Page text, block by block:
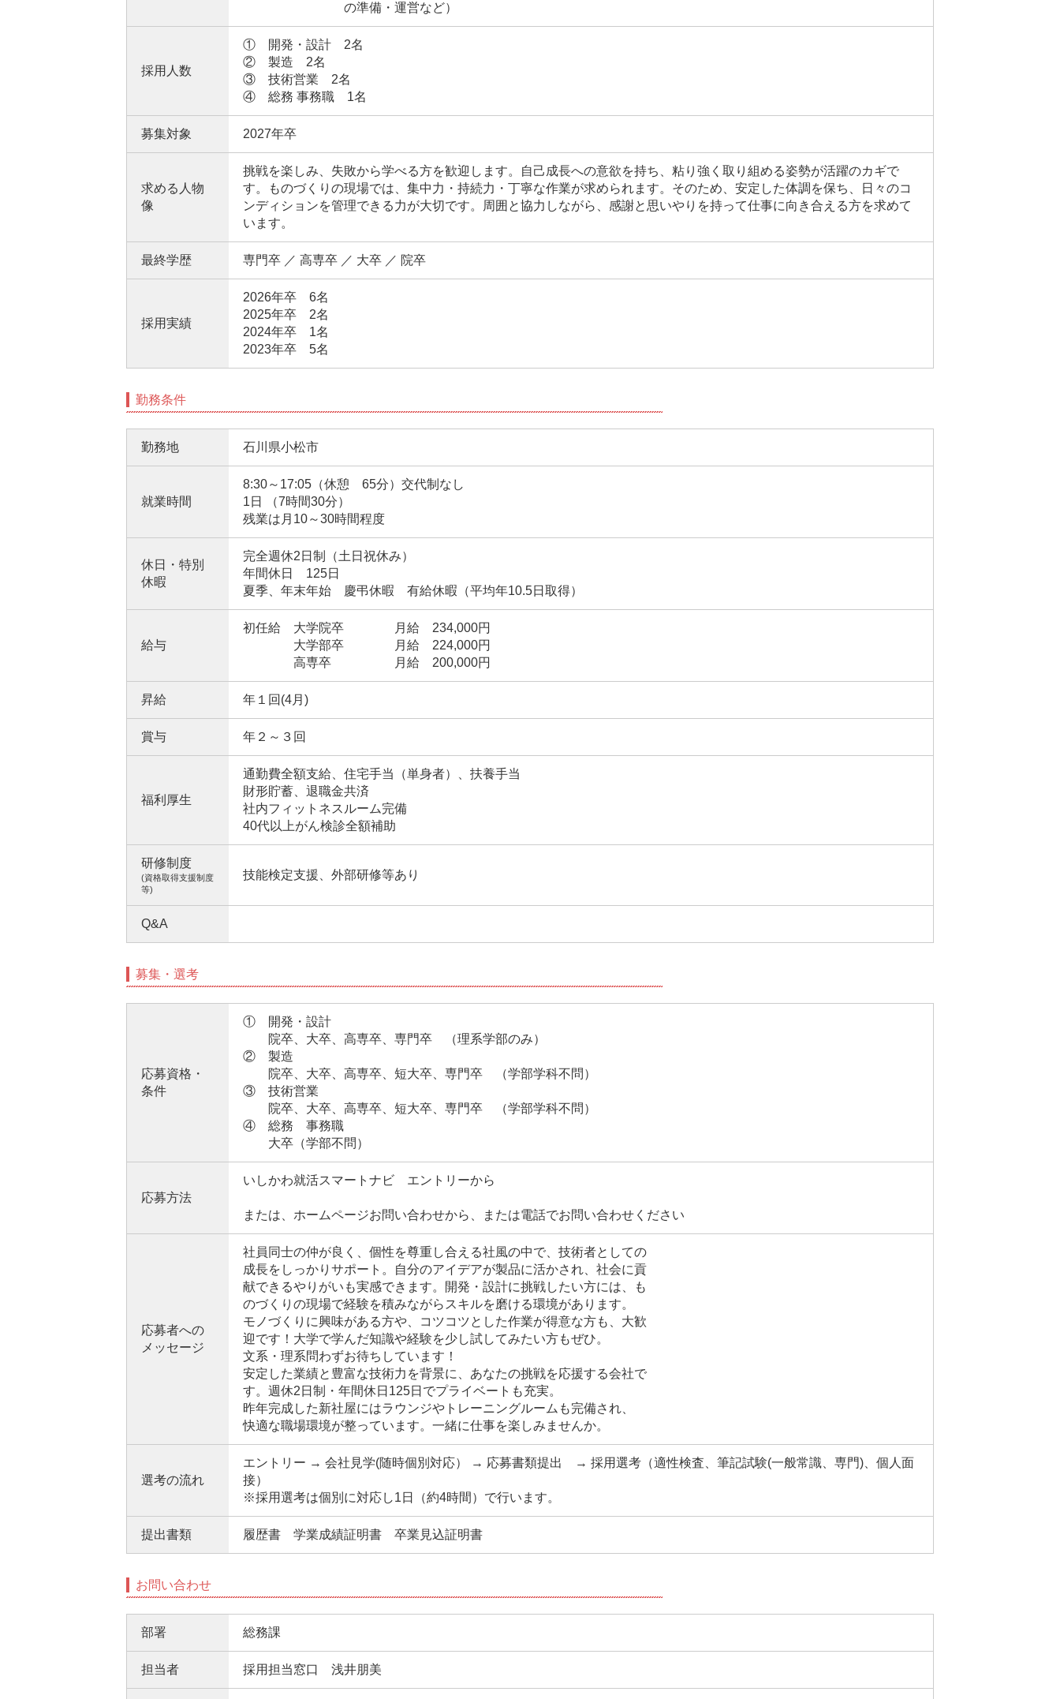
の準備・運営など）
採用人数
① 開発・設計 2名
② 製造 2名
③ 技術営業 2名
④ 総務 事務職 1名
募集対象 2027年卒
求める人物
像
挑戦を楽しみ、失敗から学べる方を歓迎します。自己成長への意欲を持ち、粘り強く取り組める姿勢が活躍のカギで
す。ものづくりの現場では、集中力・持続力・丁寧な作業が求められます。そのため、安定した体調を保ち、日々のコ
ンディションを管理できる力が大切です。周囲と協力しながら、感謝と思いやりを持って仕事に向き合える方を求めて
います。
最終学歴 専門卒 ／ 高専卒 ／ 大卒 ／ 院卒
採用実績
2026年卒 6名
2025年卒 2名
2024年卒 1名
2023年卒 5名
勤務条件
勤務地 石川県小松市
就業時間
8:30～17:05（休憩 65分）交代制なし
1日 （7時間30分）
残業は月10～30時間程度
休日・特別
休暇
完全週休2日制（土日祝休み）
年間休日 125日
夏季、年末年始 慶弔休暇 有給休暇（平均年10.5日取得）
給与
初任給 大学院卒 月給 234,000円
大学部卒 月給 224,000円
高専卒 月給 200,000円
昇給 年１回(4月)
賞与 年２～３回
福利厚生
通勤費全額支給、住宅手当（単身者）、扶養手当
財形貯蓄、退職金共済
社内フィットネスルーム完備
40代以上がん検診全額補助
研修制度
(資格取得支援制度
等)
技能検定支援、外部研修等あり
Q&A
募集・選考
応募資格・
条件
① 開発・設計
院卒、大卒、高専卒、専門卒 （理系学部のみ）
② 製造
院卒、大卒、高専卒、短大卒、専門卒 （学部学科不問）
③ 技術営業
院卒、大卒、高専卒、短大卒、専門卒 （学部学科不問）
④ 総務 事務職
大卒（学部不問）
応募方法
いしかわ就活スマートナビ エントリーから
または、ホームページお問い合わせから、または電話でお問い合わせください
応募者への
メッセージ
社員同士の仲が良く、個性を尊重し合える社風の中で、技術者としての
成長をしっかりサポート。自分のアイデアが製品に活かされ、社会に貢
献できるやりがいも実感できます。開発・設計に挑戦したい方には、も
のづくりの現場で経験を積みながらスキルを磨ける環境があります。
モノづくりに興味がある方や、コツコツとした作業が得意な方も、大歓
迎です！大学で学んだ知識や経験を少し試してみたい方もぜひ。
文系・理系問わずお待ちしています！
安定した業績と豊富な技術力を背景に、あなたの挑戦を応援する会社で
す。週休2日制・年間休日125日でプライベートも充実。
昨年完成した新社屋にはラウンジやトレーニングルームも完備され、
快適な職場環境が整っています。一緒に仕事を楽しみませんか。
選考の流れ
エントリー → 会社見学(随時個別対応） → 応募書類提出 → 採用選考（適性検査、筆記試験(一般常識、専門)、個人面
接）
※採用選考は個別に対応し1日（約4時間）で行います。
提出書類 履歴書 学業成績証明書 卒業見込証明書
お問い合わせ
部署 総務課
担当者 採用担当窓口 浅井朋美